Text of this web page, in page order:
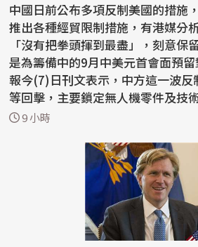
中國日前公布多項反制美國的措施
推出各種經貿限制措施，有港媒分
「沒有把拳頭揮到最盡」，刻意保
是為籌備中的9月中美元首會面預留對話
報今(7)日刊文表示，中方這一波反
等回擊，主要鎖定無人機零件及技術
稀土...
9 小時